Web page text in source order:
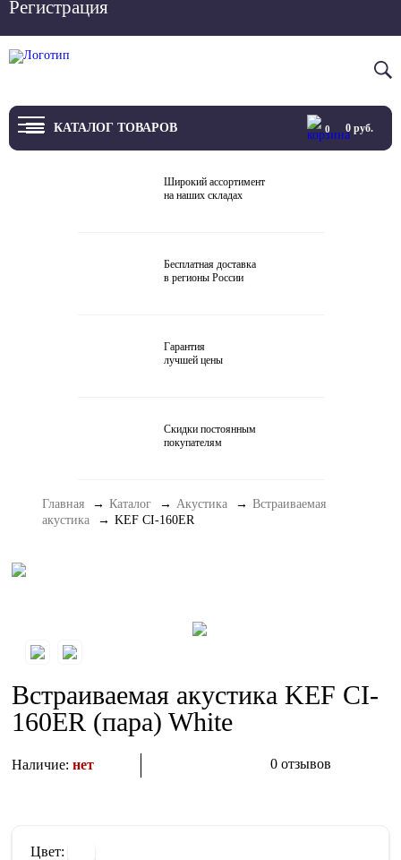
Регистрация
Вход
КАТАЛОГ ТОВАРОВ
Виниловые проигрыватели
Домашние кинотеатры
Портативный Hi-Fi
0 0руб.
Широкий ассортимент
на наших складах
Бесплатная доставка
в регионы России
Гарантия
лучшей цены
Скидки постоянным
покупателям
Главная Каталог Акустика
Встраиваемая
акустика
KEF CI-160ER
Встраиваемая акустика KEF CI-
160ER (пара) White
Наличие:нет 0 отзывов
Цвет: